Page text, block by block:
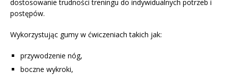
dostosowanie trudności treningu do indywidualnych potrzeb i
postępów.
Wykorzystując gumy w ćwiczeniach takich jak:
przywodzenie nóg,
boczne wykroki,